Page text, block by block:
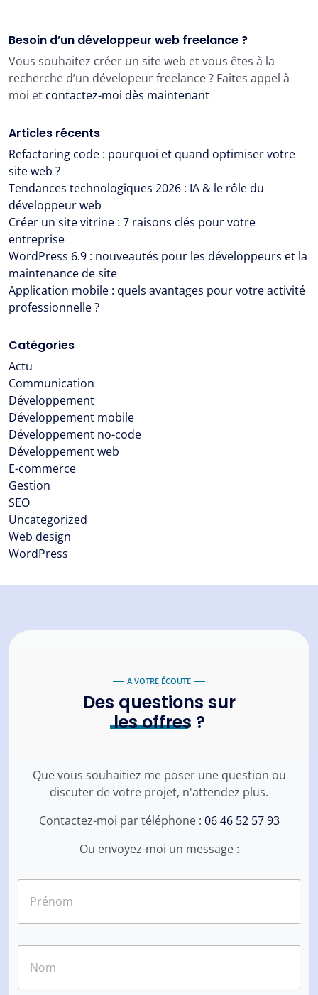
Besoin d’un développeur web freelance ?
Vous souhaitez créer un site web et vous êtes à la
recherche d’un dévelopeur freelance ? Faites appel à
moi et contactez-moi dès maintenant
Articles récents
Refactoring code : pourquoi et quand optimiser votre
site web ?
Tendances technologiques 2026 : IA & le rôle du
développeur web
Créer un site vitrine : 7 raisons clés pour votre
entreprise
WordPress 6.9 : nouveautés pour les développeurs et la
maintenance de site
Application mobile : quels avantages pour votre activité
professionnelle ?
Catégories
Actu
Communication
Développement
Développement mobile
Développement no-code
Développement web
E-commerce
Gestion
SEO
Uncategorized
Web design
WordPress
A VOTRE ÉCOUTE
Des questions sur
les offres ?
Que vous souhaitiez me poser une question ou
discuter de votre projet, n'attendez plus.
Contactez-moi par téléphone : 06 46 52 57 93
Ou envoyez-moi un message :